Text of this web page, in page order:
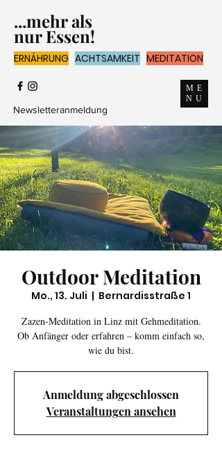
...mehr als
nur Essen!
ERNÄHRUNG ACHTSAMKEIT MEDITATION
Newsletteranmeldung
ME
NU
Outdoor Meditation
Mo., 13. Juli
  |
Bernardisstraße 1
Zazen-Meditation in Linz mit Gehmeditation.
Ob Anfänger oder erfahren – komm einfach so,
wie du bist.
Anmeldung abgeschlossen
Veranstaltungen ansehen